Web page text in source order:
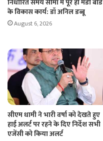
के विकास कार्य: डॉ अनिल डब्बू
August 6, 2026
सीएम धामी ने भारी वर्षा को देखते हुए
हाई अलर्ट पर रहने के दिए निर्देश सभी
एजेंसी को किया अलर्ट